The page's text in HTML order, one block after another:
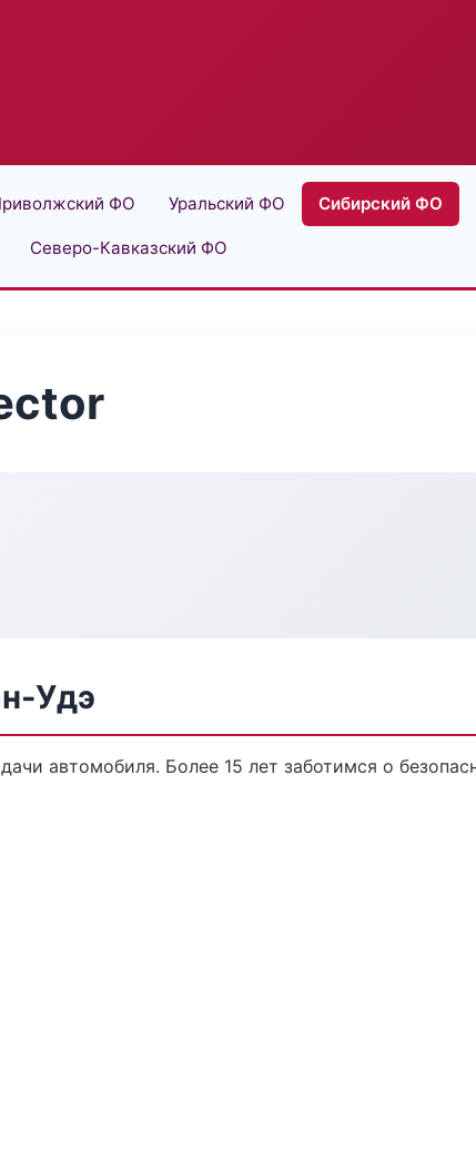
ФО Уральский ФО Сибирский ФО
Северо-Кавказский ФО
Удэ
автомобиля. Более 15 лет заботимся о